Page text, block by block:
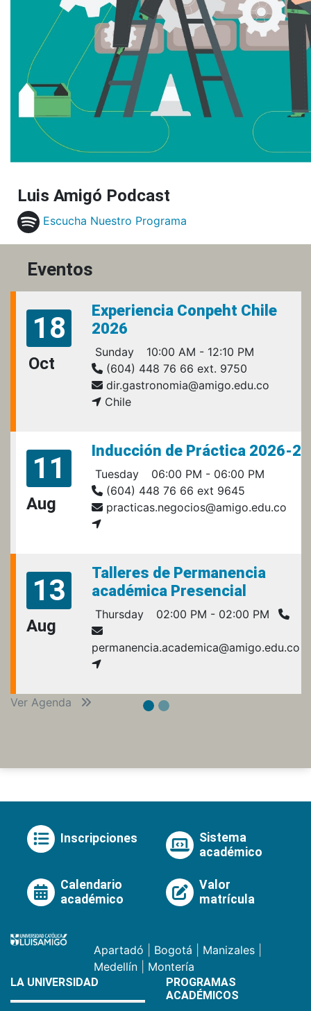
Luis Amigó Podcast
Escucha Nuestro Programa
Eventos
18
Oct
Experiencia Conpeht Chile
2026
Sunday
10:00 AM - 12:10 PM
(604) 448 76 66 ext. 9750
dir.gastronomia@amigo.edu.co
Chile
11
Aug
Inducción de Práctica 2026-2
Tuesday
06:00 PM - 06:00 PM
(604) 448 76 66 ext 9645
practicas.negocios@amigo.edu.co
13
Aug
Talleres de Permanencia
académica Presencial
Thursday 02:00 PM - 02:00 PM
permanencia.academica@amigo.edu.co
Ver Agenda
Inscripciones
Sistema
académico
Calendario
académico
Valor
matrícula
Apartadó Bogotá Manizales
Medellín
Montería
LA UNIVERSIDAD
PROGRAMAS
ACADÉMICOS